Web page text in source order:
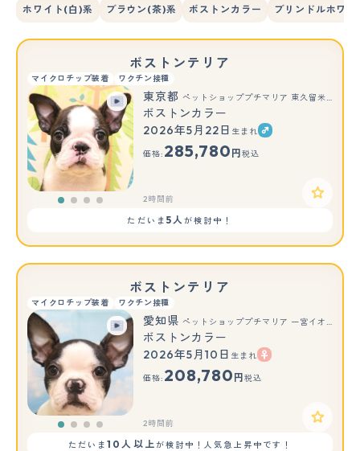
ホワイト(白)系 ブラウン(茶)系 ボストンカラー ブリンドルホワイ
ボストンテリア
マイクロチップ装着 ワクチン接種
東京都 ペットショッププチマリア 東久留米店
ボストンカラー
2026年5月22日 生まれ
価格: 285,780 円 税込
2時間前
ただいま 5人が検討中！
ボストンテリア
マイクロチップ装着 ワクチン接種
愛知県 ペットショッププチマリア 一宮イオンモール木曽川キリオ店
ボストンカラー
2026年5月10日 生まれ
価格: 208,780 円 税込
2時間前
ただいま10人以上が検討中！人気急上昇中です！